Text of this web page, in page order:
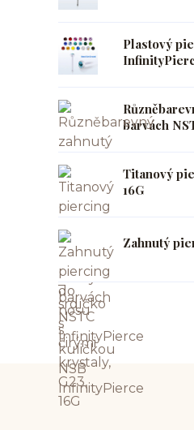
Plastový
barvách
Titanový
16G
Zahnutý